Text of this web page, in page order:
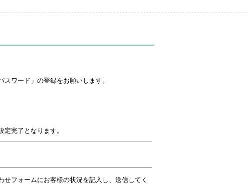
ワード」の登録をお願いします。
完了となります。
せフォームにお客様の状況を記入し、送信してく